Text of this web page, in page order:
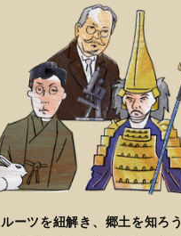
ルーツを紐解き、郷土を知ろう